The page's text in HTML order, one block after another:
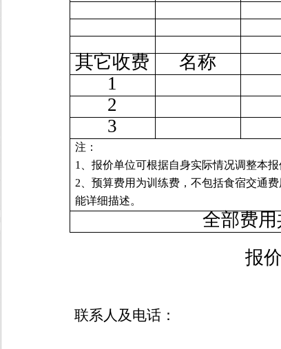
其它收费 名称
1
2
3
注：
1、报价单位可根据自身实际情况调整本
2、预算费用为训练费，不包括食宿交通
能详细描述。
全部费用
报
联系人及电话：